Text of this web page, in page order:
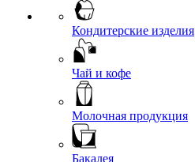
Кондитерские изделия
Чай и кофе
Молочная продукция
Бакалея